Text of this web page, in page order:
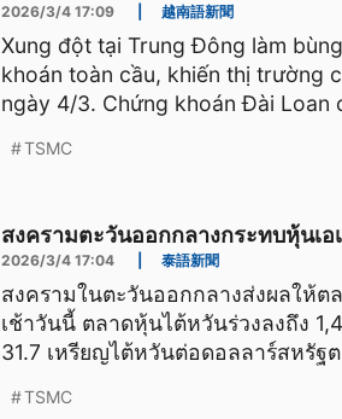
2026/3/4 17:09 越南語新聞
Xung đột tại Trung Đông làm
khoán toàn cầu, khiến thị trường
ngày 4/3. Chứng khoán Đài Loan
TSMC
สงครามตะวันออกกลางกระทบหุ้นเ
2026/3/4 17:04 泰語新聞
สงครามในตะวันออกกลางส่งผลให้ต
เช้าวันนี้ ตลาดหุ้นไต้หวันร่วงลงถึง
31.7 เหรียญไต้หวันต่อดอลลาร์สหรัฐ
TSMC